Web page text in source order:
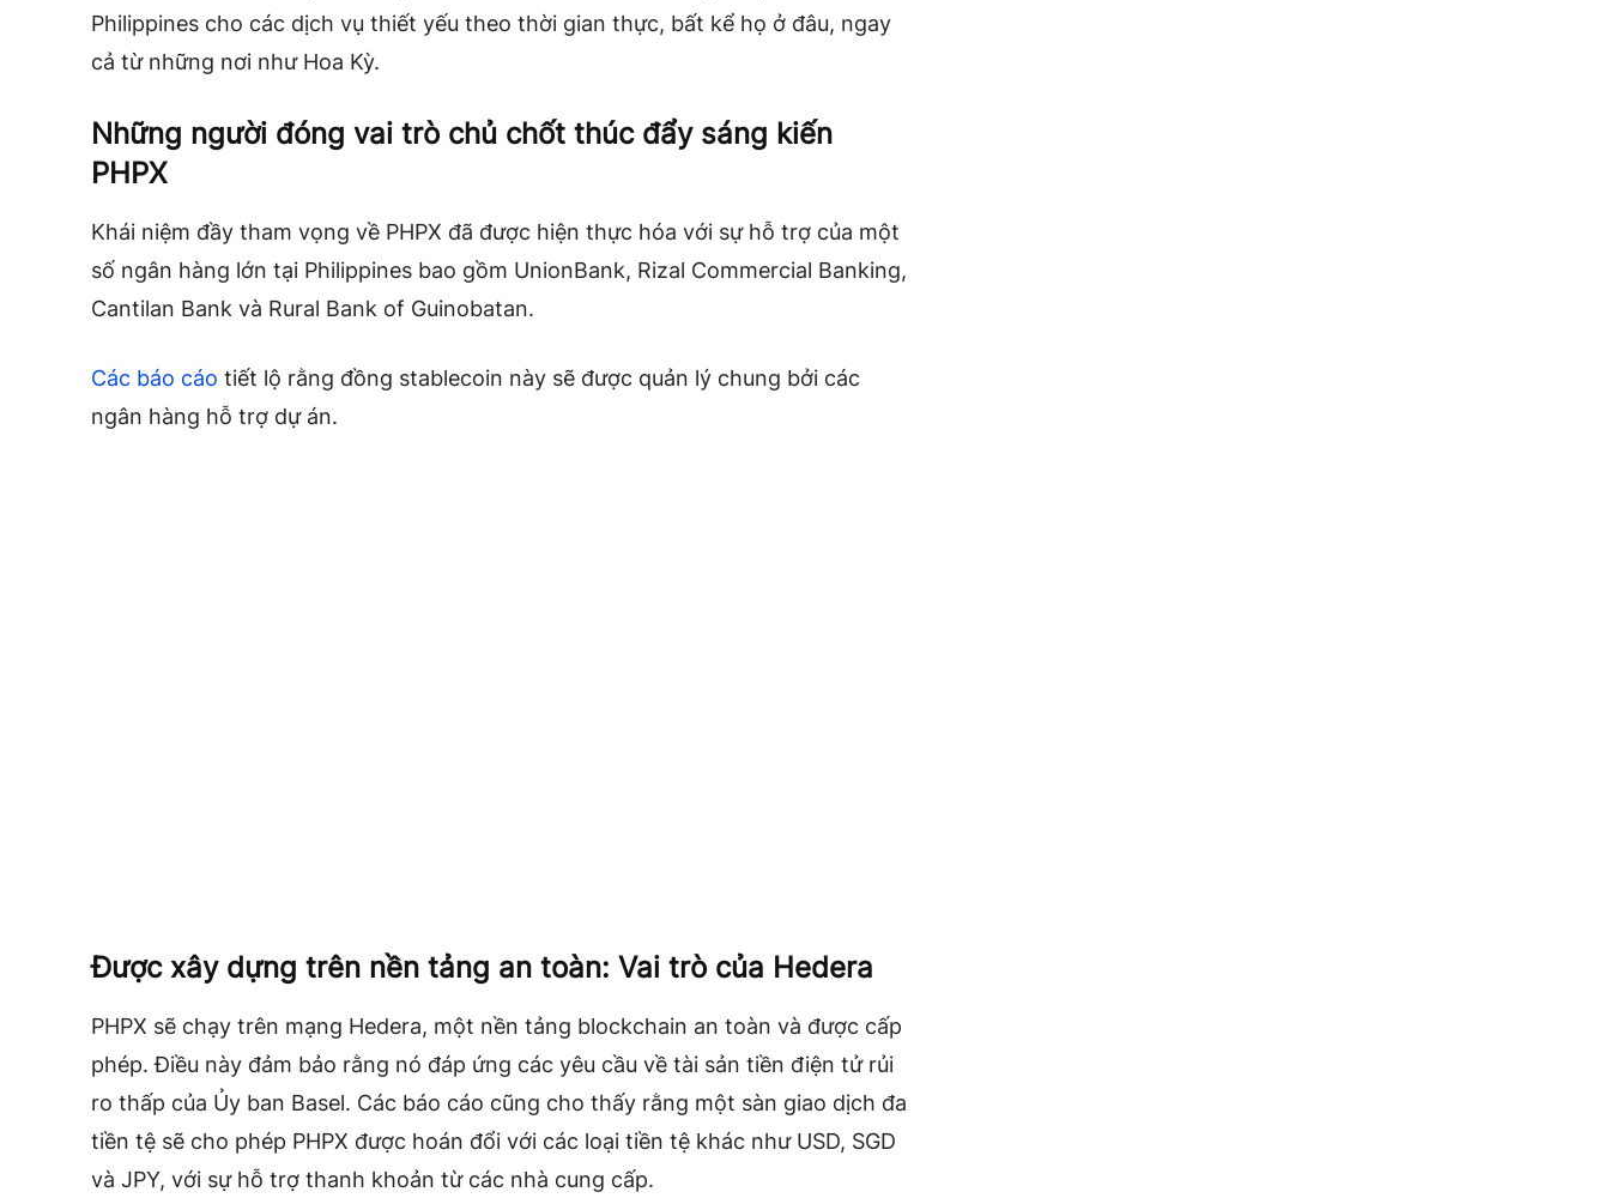
Philippines cho các dịch vụ thiết yếu theo thời gian thực, bất kể họ ở đâu, ngay
cả từ những nơi như Hoa Kỳ.
Những người đóng vai trò chủ chốt thúc đẩy sáng kiến ​​
PHPX
Khái niệm đầy tham vọng về PHPX đã được hiện thực hóa với sự hỗ trợ của một
số ngân hàng lớn tại Philippines bao gồm UnionBank, Rizal Commercial Banking,
Cantilan Bank và Rural Bank of Guinobatan.
Các báo cáo tiết lộ rằng đồng stablecoin này sẽ được quản lý chung bởi các
ngân hàng hỗ trợ dự án.
Được xây dựng trên nền tảng an toàn: Vai trò của Hedera
PHPX sẽ chạy trên mạng Hedera, một nền tảng blockchain an toàn và được cấp
phép. Điều này đảm bảo rằng nó đáp ứng các yêu cầu về tài sản tiền điện tử rủi
ro thấp của Ủy ban Basel. Các báo cáo cũng cho thấy rằng một sàn giao dịch đa
tiền tệ sẽ cho phép PHPX được hoán đổi với các loại tiền tệ khác như USD, SGD
và JPY, với sự hỗ trợ thanh khoản từ các nhà cung cấp.